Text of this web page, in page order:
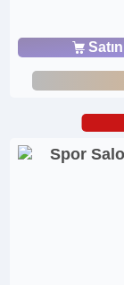
Satın